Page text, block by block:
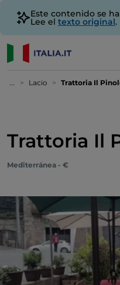
Este contenido se
Lee el texto original.
... Lacio Trattoria Il
Trattoria Il
Mediterránea - €